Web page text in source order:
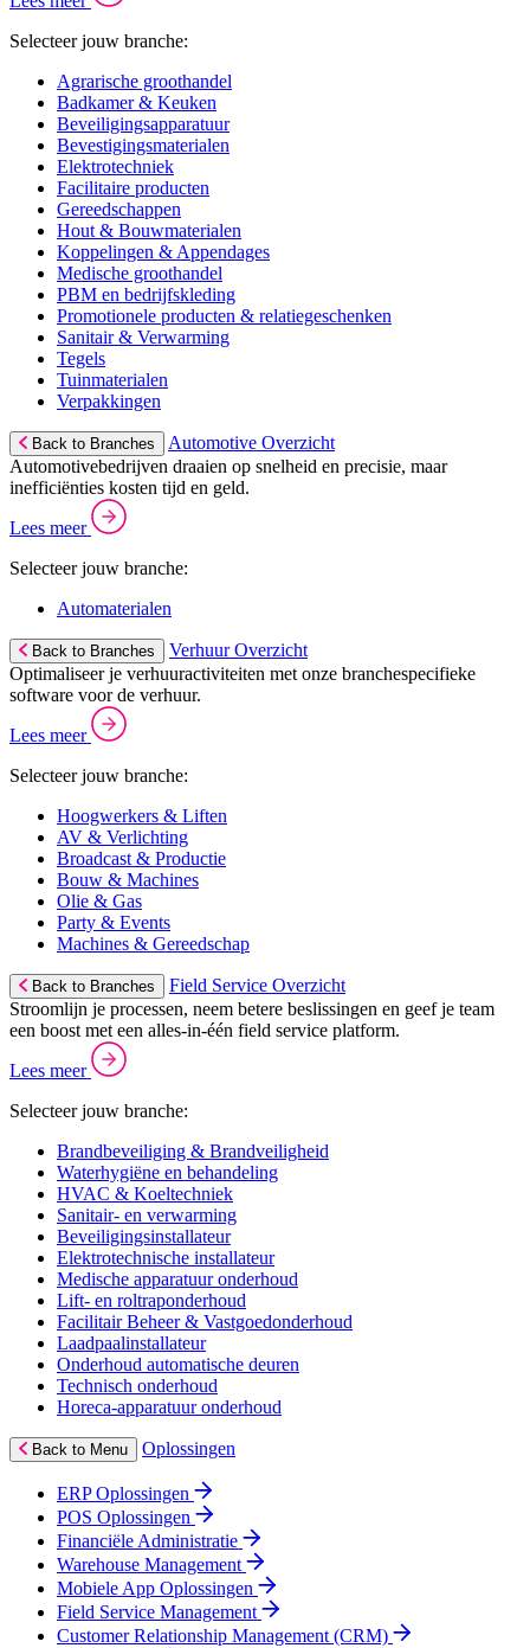
Selecteer jouw branche:
Agrarische groothandel
Badkamer & Keuken
Beveiligingsapparatuur
Bevestigingsmaterialen
Elektrotechniek
Facilitaire producten
Gereedschappen
Hout & Bouwmaterialen
Koppelingen & Appendages
Medische groothandel
PBM en bedrijfskleding
Promotionele producten & relatiegeschenken
Sanitair & Verwarming
Tegels
Tuinmaterialen
Verpakkingen
Back to Branches
Automotive Overzicht
Automotivebedrijven draaien op snelheid en precisie, maar
inefficiënties kosten tijd en geld.
Lees meer
Selecteer jouw branche:
Automaterialen
Back to Branches
Verhuur Overzicht
Optimaliseer je verhuuractiviteiten met onze branchespecifieke
software voor de verhuur.
Lees meer
Selecteer jouw branche:
Hoogwerkers & Liften
AV & Verlichting
Broadcast & Productie
Bouw & Machines
Olie & Gas
Party & Events
Machines & Gereedschap
Back to Branches
Field Service Overzicht
Stroomlijn je processen, neem betere beslissingen en geef je team
een boost met een alles-in-één field service platform.
Lees meer
Selecteer jouw branche:
Brandbeveiliging & Brandveiligheid
Waterhygiëne en behandeling
HVAC & Koeltechniek
Sanitair- en verwarming
Beveiligingsinstallateur
Elektrotechnische installateur
Medische apparatuur onderhoud
Lift- en roltraponderhoud
Facilitair Beheer & Vastgoedonderhoud
Laadpaalinstallateur
Onderhoud automatische deuren
Technisch onderhoud
Horeca-apparatuur onderhoud
Back to Menu Oplossingen
ERP Oplossingen
POS Oplossingen
Financiële Administratie
Warehouse Management
Mobiele App Oplossingen
Field Service Management
Customer Relationship Management (CRM)